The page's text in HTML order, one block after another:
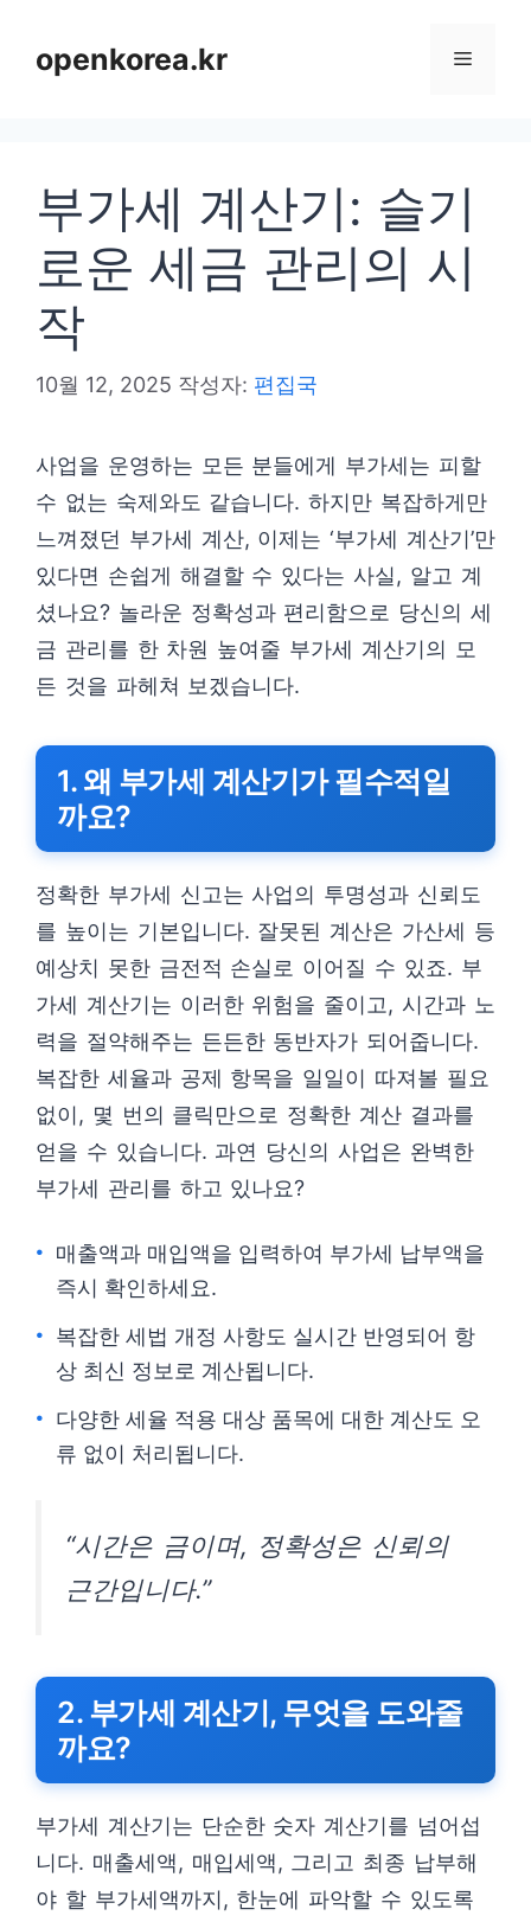
openkorea.kr 메
부가세 계산기: 슬기
로운 세금 관리의 시
작
10월 12, 2025 작성자: 편집국
사업을 운영하는 모든 분들에게 부가세는 피할
수 없는 숙제와도 같습니다. 하지만 복잡하게만
느껴졌던 부가세 계산, 이제는 ‘부가세 계산기’만
있다면 손쉽게 해결할 수 있다는 사실, 알고 계
셨나요? 놀라운 정확성과 편리함으로 당신의 세
금 관리를 한 차원 높여줄 부가세 계산기의 모
든 것을 파헤쳐 보겠습니다.
1. 왜 부가세 계산기가 필수적일
까요?
정확한 부가세 신고는 사업의 투명성과 신뢰도
를 높이는 기본입니다. 잘못된 계산은 가산세 등
예상치 못한 금전적 손실로 이어질 수 있죠. 부
가세 계산기는 이러한 위험을 줄이고, 시간과 노
력을 절약해주는 든든한 동반자가 되어줍니다.
복잡한 세율과 공제 항목을 일일이 따져볼 필요
없이, 몇 번의 클릭만으로 정확한 계산 결과를
얻을 수 있습니다. 과연 당신의 사업은 완벽한
부가세 관리를 하고 있나요?
매출액과 매입액을 입력하여 부가세 납부액을
즉시 확인하세요.
복잡한 세법 개정 사항도 실시간 반영되어 항
상 최신 정보로 계산됩니다.
다양한 세율 적용 대상 품목에 대한 계산도 오
류 없이 처리됩니다.
“시간은 금이며, 정확성은 신뢰의
근간입니다.”
2. 부가세 계산기, 무엇을 도와줄
까요?
부가세 계산기는 단순한 숫자 계산기를 넘어섭
니다. 매출세액, 매입세액, 그리고 최종 납부해
야 할 부가세액까지, 한눈에 파악할 수 있도록